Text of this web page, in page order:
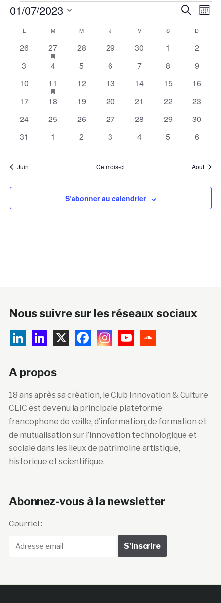
Évènements
de
Mois
01/07/2023
date.
Calendrier
de
Évènements
LLUNDI MMARDI M MERCREDI
J VVENDREDIS D
0
évènements
26
1
évènement
27has
featured
évènements
0
28
0
29
0
30
0
1
0
2
0
3
0
4
0
5
0
6
0
7
0
8
0
9
0
évènements
10
1
évènement
11has
featured
évènements
0
12
0
13
0
14
0
15
0
16
0
17
0
18
0
19
0
20
0
21
0
22
0
23
0
24
0
25
0
26
0
27
0
28
0
29
0
30
0
31
0
1
0
2
0
3
0
4
0
5
0
6
Juin Ce mois-ci Août
S’abonner au calendrier
Nous suivre sur les réseaux sociaux
A propos
18 ans après sa création, le Club Innovation & Culture
CLIC est devenu la principale plateforme
francophone de veille, d’information, de formation et
de mutualisation sur l’innovation technologique et
sociale dans les lieux de patrimoine artistique,
historique et scientifique.
Abonnez-vous à la newsletter
Courriel :